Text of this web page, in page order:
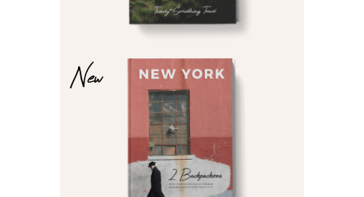
New